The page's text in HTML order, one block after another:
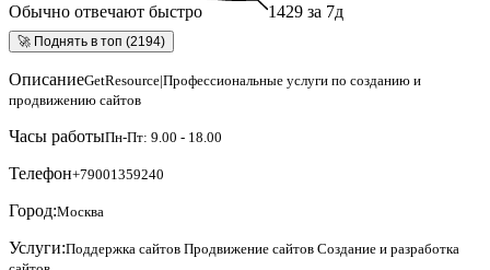
Обычно отвечают быстро
1429 за 7д
🚀 Поднять в топ (2194)
ОписаниеGetResource|Профессиональные услуги по созданию и
продвижению сайтов
Часы работыПн-Пт: 9.00 - 18.00
Телефон+79001359240
Город:Москва
Услуги:Поддержка сайтов Продвижение сайтов Создание и разработка